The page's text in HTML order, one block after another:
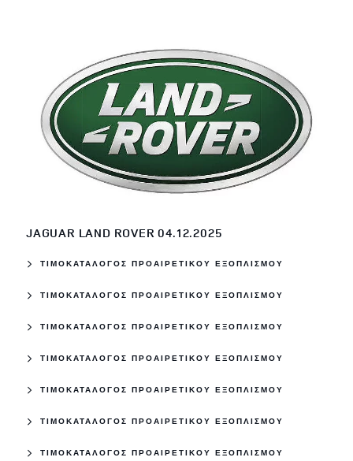
JAGUAR LAND ROVER 04.12.2025
ΤΙΜΟΚΑΤΑΛΟΓΟΣ ΠΡΟΑΙΡΕΤΙΚΟΥ ΕΞΟΠΛΙΣΜΟΥ
ΤΙΜΟΚΑΤΑΛΟΓΟΣ ΠΡΟΑΙΡΕΤΙΚΟΥ ΕΞΟΠΛΙΣΜΟΥ
ΤΙΜΟΚΑΤΑΛΟΓΟΣ ΠΡΟΑΙΡΕΤΙΚΟΥ ΕΞΟΠΛΙΣΜΟΥ
ΤΙΜΟΚΑΤΑΛΟΓΟΣ ΠΡΟΑΙΡΕΤΙΚΟΥ ΕΞΟΠΛΙΣΜΟΥ
ΤΙΜΟΚΑΤΑΛΟΓΟΣ ΠΡΟΑΙΡΕΤΙΚΟΥ ΕΞΟΠΛΙΣΜΟΥ
ΤΙΜΟΚΑΤΑΛΟΓΟΣ ΠΡΟΑΙΡΕΤΙΚΟΥ ΕΞΟΠΛΙΣΜΟΥ
ΤΙΜΟΚΑΤΑΛΟΓΟΣ ΠΡΟΑΙΡΕΤΙΚΟΥ ΕΞΟΠΛΙΣΜΟΥ